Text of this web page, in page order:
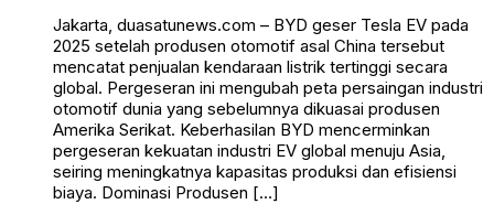
Jakarta, duasatunews.com – BYD geser Tesla EV pada
2025 setelah produsen otomotif asal China tersebut
mencatat penjualan kendaraan listrik tertinggi secara
global. Pergeseran ini mengubah peta persaingan industri
otomotif dunia yang sebelumnya dikuasai produsen
Amerika Serikat. Keberhasilan BYD mencerminkan
pergeseran kekuatan industri EV global menuju Asia,
seiring meningkatnya kapasitas produksi dan efisiensi
biaya. Dominasi Produsen […]